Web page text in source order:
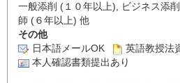
一般添削 (１０年以上), ビジネス添
師 (６年以上) 他
その他
日本語メールOK
英語教授法
本人確認書類提出あり